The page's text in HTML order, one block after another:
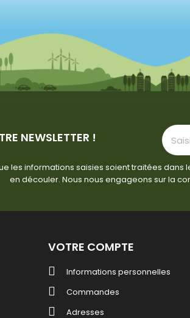
NEWSLETTER !
les informations saisies soient traitées
en découler. Nous nous engageons sur la
VOTRE COMPTE
Informations personnelles
Commandes
Adresses